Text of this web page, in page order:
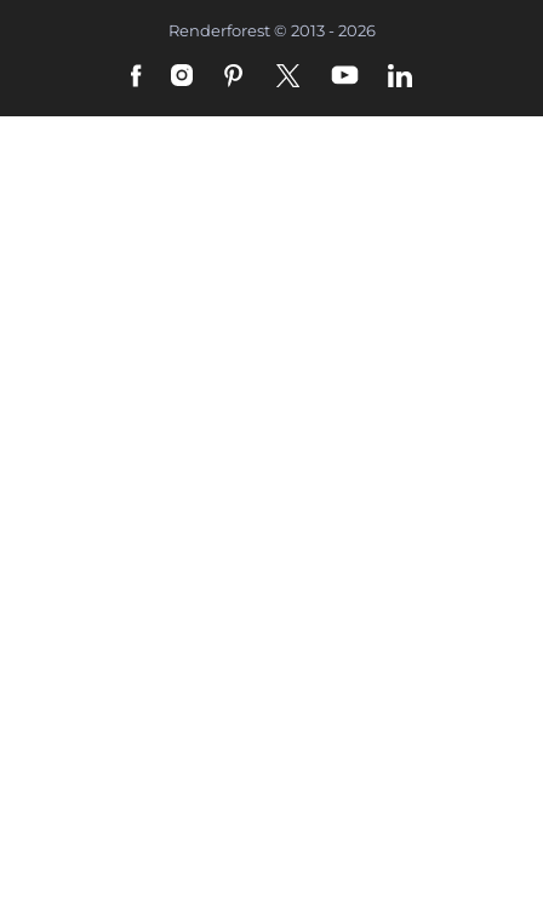
Renderforest © 2013 - 2026